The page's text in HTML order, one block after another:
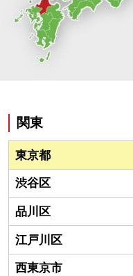
関東
東京都
渋谷区
品川区
江戸川区
西東京市